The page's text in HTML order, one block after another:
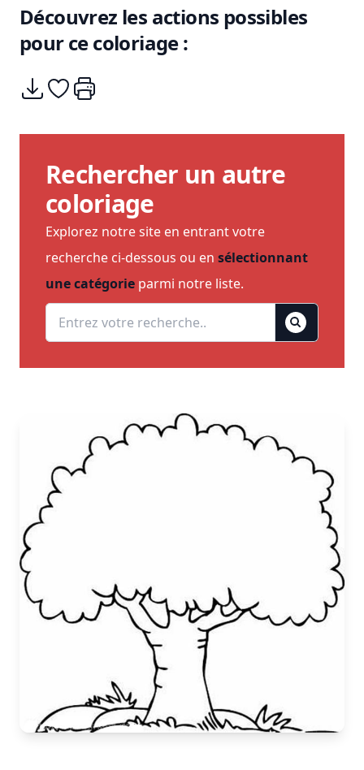
Découvrez les actions possibles
pour ce coloriage :
Télécharger
Ajouter à mes coups de coeurs
Imprimer
Rechercher un autre
coloriage
Explorez notre site en entrant votre
recherche ci-dessous ou en sélectionnant
une catégorie parmi notre liste.